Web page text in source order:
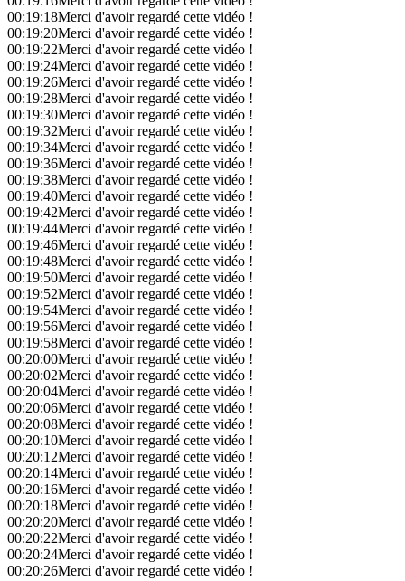
00:19:18Merci d'avoir regardé cette vidéo !
00:19:20Merci d'avoir regardé cette vidéo !
00:19:22Merci d'avoir regardé cette vidéo !
00:19:24Merci d'avoir regardé cette vidéo !
00:19:26Merci d'avoir regardé cette vidéo !
00:19:28Merci d'avoir regardé cette vidéo !
00:19:30Merci d'avoir regardé cette vidéo !
00:19:32Merci d'avoir regardé cette vidéo !
00:19:34Merci d'avoir regardé cette vidéo !
00:19:36Merci d'avoir regardé cette vidéo !
00:19:38Merci d'avoir regardé cette vidéo !
00:19:40Merci d'avoir regardé cette vidéo !
00:19:42Merci d'avoir regardé cette vidéo !
00:19:44Merci d'avoir regardé cette vidéo !
00:19:46Merci d'avoir regardé cette vidéo !
00:19:48Merci d'avoir regardé cette vidéo !
00:19:50Merci d'avoir regardé cette vidéo !
00:19:52Merci d'avoir regardé cette vidéo !
00:19:54Merci d'avoir regardé cette vidéo !
00:19:56Merci d'avoir regardé cette vidéo !
00:19:58Merci d'avoir regardé cette vidéo !
00:20:00Merci d'avoir regardé cette vidéo !
00:20:02Merci d'avoir regardé cette vidéo !
00:20:04Merci d'avoir regardé cette vidéo !
00:20:06Merci d'avoir regardé cette vidéo !
00:20:08Merci d'avoir regardé cette vidéo !
00:20:10Merci d'avoir regardé cette vidéo !
00:20:12Merci d'avoir regardé cette vidéo !
00:20:14Merci d'avoir regardé cette vidéo !
00:20:16Merci d'avoir regardé cette vidéo !
00:20:18Merci d'avoir regardé cette vidéo !
00:20:20Merci d'avoir regardé cette vidéo !
00:20:22Merci d'avoir regardé cette vidéo !
00:20:24Merci d'avoir regardé cette vidéo !
00:20:26Merci d'avoir regardé cette vidéo !